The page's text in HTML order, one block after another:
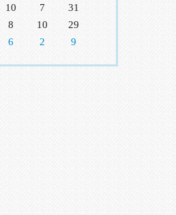
10 7
31
8 10
29
6 2 9